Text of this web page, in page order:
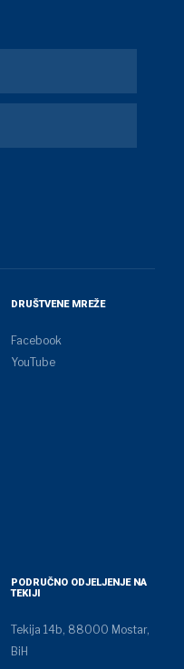
DRUŠTVENE MREŽE
Facebook
YouTube
PODRUČNO ODJELJENJE NA
TEKIJI
Tekija 14b, 88000 Mostar,
BiH